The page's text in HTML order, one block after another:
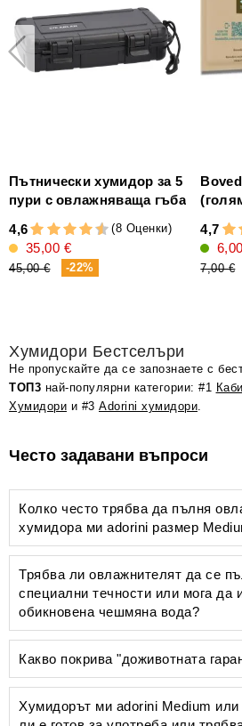
Пътнически хумидор за 5
пури с овлажняваща гъба
4,6
(8 Оценки)
35,00 €
45,00 € -22%
4,7
7,00 €
Хумидори Бестселъри
Не пропускайте да се запознаете с
ТОП3 най-популярни категории: #1
Хумидори и #3 Adorini хумидори.
Често задавани въпроси
Колко често трябва да пълня
хумидора ми adorini размер
Трябва ли овлажнителят да се
специални течности или мога да
обикновена чешмяна вода?
Какво покрива "доживотната
Хумидорът ми adorini Medium или